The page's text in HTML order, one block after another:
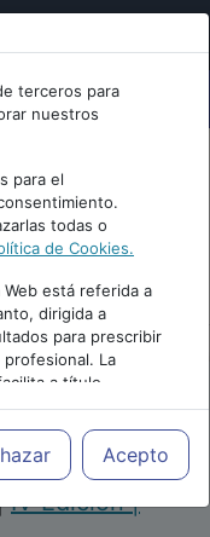
terceros para
nuestros
para el
todas o
de Cookies.
Web está referida a
dirigida a
para prescribir
La
a título
de los
y decidir, en
a lasAcepto
Virtual
Psicología y
IV Edición |